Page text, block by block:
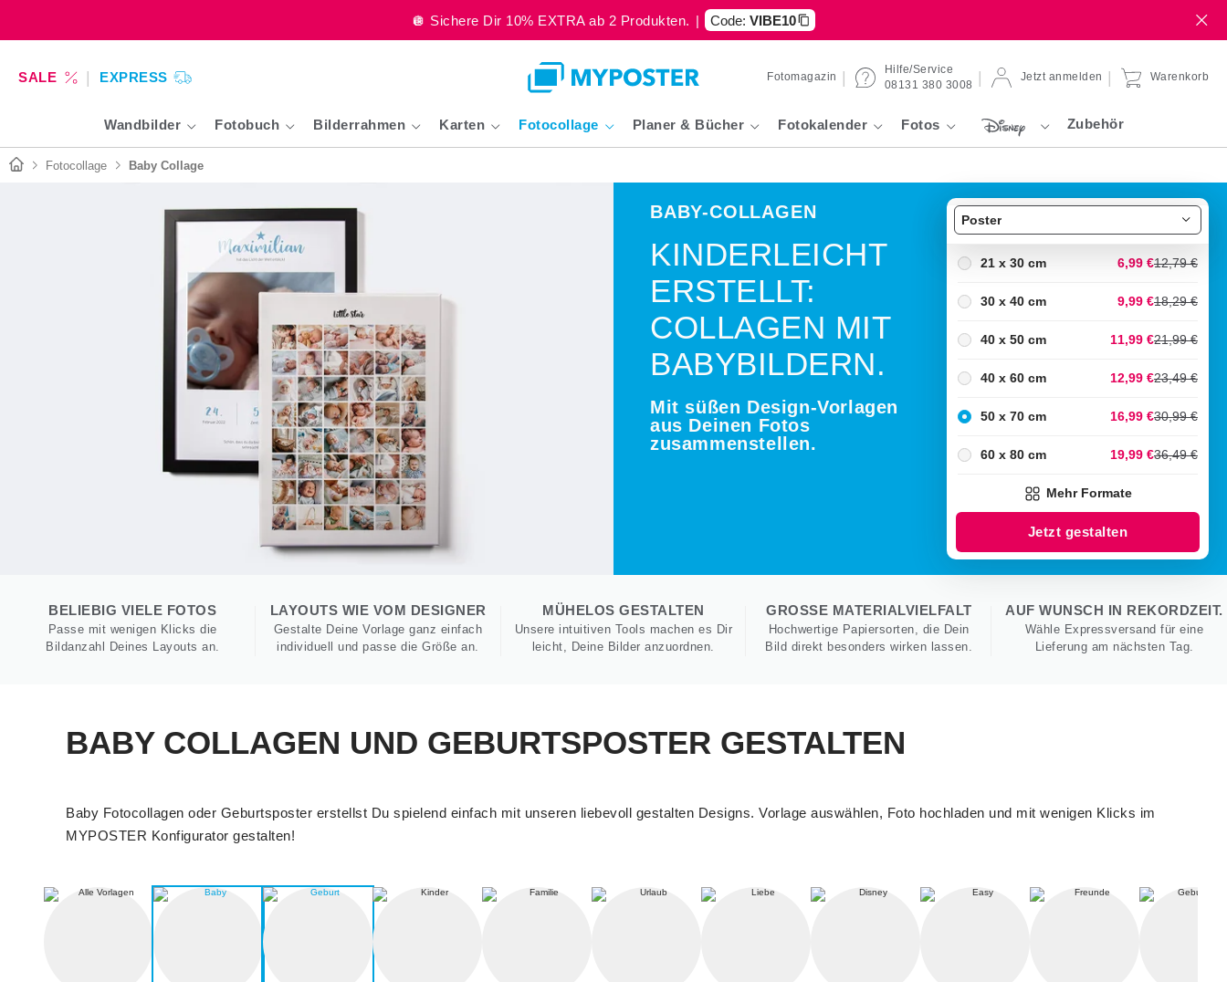
🪩 Sichere Dir 10% EXTRA ab 2 Produkten. | Code: VIBE10
SALE EXPRESS Fotomagazin
Hilfe/Service
08131 380 3008
Jetzt anmelden Warenkorb
Wandbilder Fotobuch Bilderrahmen Karten Fotocollage Planer & Bücher Fotokalender Fotos Zubehör
Fotocollage Baby Collage
BABY-COLLAGEN
KINDERLEICHT
ERSTELLT:
COLLAGEN MIT
BABYBILDERN.
Mit süßen Design-Vorlagen
aus Deinen Fotos
zusammenstellen.
BELIEBIG VIELE FOTOS
Passe mit wenigen Klicks die
Bildanzahl Deines Layouts an.
LAYOUTS WIE VOM DESIGNER
Gestalte Deine Vorlage ganz einfach
individuell und passe die Größe an.
MÜHELOS GESTALTEN
Unsere intuitiven Tools machen es Dir
leicht, Deine Bilder anzuordnen.
GROSSE MATERIALVIELFALT
Hochwertige Papiersorten, die Dein
Bild direkt besonders wirken lassen.
AUF WUNSCH IN REKORDZEIT.
Wähle Expressversand für eine
Lieferung am nächsten Tag.
Poster
21 x 30 cm 6,99 €12,79 €
30 x 40 cm 9,99 €18,29 €
40 x 50 cm 11,99 €21,99 €
40 x 60 cm 12,99 €23,49 €
50 x 70 cm 16,99 €30,99 €
60 x 80 cm 19,99 €36,49 €
Mehr Formate
Jetzt gestalten
BABY COLLAGEN UND GEBURTSPOSTER GESTALTEN
Baby Fotocollagen oder Geburtsposter erstellst Du spielend einfach mit unseren liebevoll gestalten Designs. Vorlage auswählen, Foto hochladen und mit wenigen Klicks im
MYPOSTER Konfigurator gestalten!